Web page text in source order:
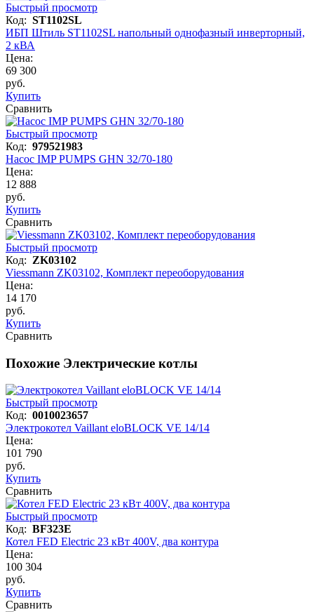
Быстрый просмотр
Код: ST1102SL
ИБП Штиль ST1102SL напольный однофазный инверторный,
2 кВА
Цена:
69 300
руб.
Купить
Сравнить
Быстрый просмотр
Код: 979521983
Насос IMP PUMPS GHN 32/70-180
Цена:
12 888
руб.
Купить
Сравнить
Быстрый просмотр
Код: ZK03102
Viessmann ZK03102, Комплект переоборудования
Цена:
14 170
руб.
Купить
Сравнить
Похожие Электрические котлы
Быстрый просмотр
Код: 0010023657
Электрокотел Vaillant eloBLOCK VE 14/14
Цена:
101 790
руб.
Купить
Сравнить
Быстрый просмотр
Код: BF323E
Котел FED Electric 23 кВт 400V, два контура
Цена:
100 304
руб.
Купить
Сравнить